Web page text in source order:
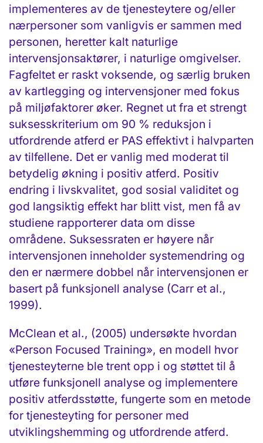
implementeres av de tjenesteytere og/eller
nærpersoner som vanligvis er sammen med
personen, heretter kalt naturlige
intervensjonsaktører, i naturlige omgivelser.
Fagfeltet er raskt voksende, og særlig bruken
av kartlegging og intervensjoner med fokus
på miljøfaktorer øker. Regnet ut fra et strengt
suksesskriterium om 90 % reduksjon i
utfordrende atferd er PAS effektivt i halvparten
av tilfellene. Det er vanlig med moderat til
betydelig økning i positiv atferd. Positiv
endring i livskvalitet, god sosial validitet og
god langsiktig effekt har blitt vist, men få av
studiene rapporterer data om disse
områdene. Suksessraten er høyere når
intervensjonen inneholder systemendring og
den er nærmere dobbel når intervensjonen er
basert på funksjonell analyse (Carr et al.,
1999).
McClean et al., (2005) undersøkte hvordan
«Person Focused Training», en modell hvor
tjenesteyterne ble trent opp i og støttet til å
utføre funksjonell analyse og implementere
positiv atferdsstøtte, fungerte som en metode
for tjenesteyting for personer med
utviklingshemming og utfordrende atferd.